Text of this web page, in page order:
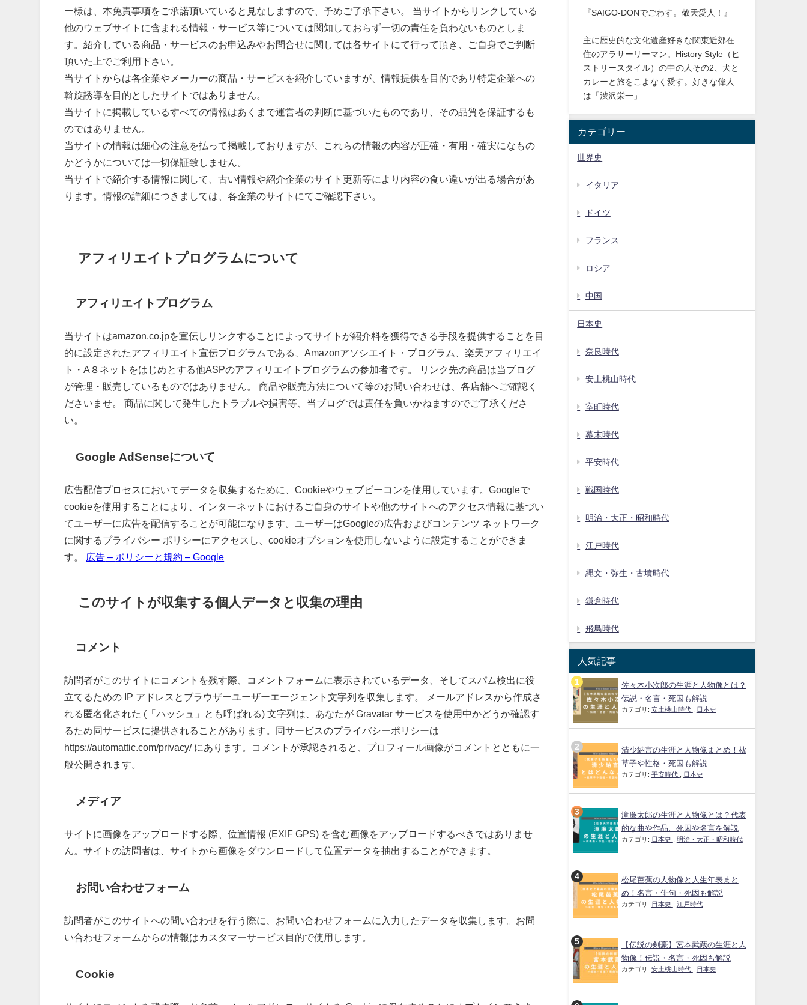
ー様は、本免責事項をご承諾頂いていると見なしますので、予めご了承下さい。 当サイトからリンクしている
他のウェブサイトに含まれる情報・サービス等については関知しておらず一切の責任を負わないものとしま
す。紹介している商品・サービスのお申込みやお問合せに関しては各サイトにて行って頂き、ご自身でご判断
頂いた上でご利用下さい。
当サイトからは各企業やメーカーの商品・サービスを紹介していますが、情報提供を目的であり特定企業への
斡旋誘導を目的としたサイトではありません。
当サイトに掲載しているすべての情報はあくまで運営者の判断に基づいたものであり、その品質を保証するも
のではありません。
当サイトの情報は細心の注意を払って掲載しておりますが、これらの情報の内容が正確・有用・確実になもの
かどうかについては一切保証致しません。
当サイトで紹介する情報に関して、古い情報や紹介企業のサイト更新等により内容の食い違いが出る場合があ
ります。情報の詳細につきましては、各企業のサイトにてご確認下さい。
アフィリエイトプログラムについて
アフィリエイトプログラム
当サイトはamazon.co.jpを宣伝しリンクすることによってサイトが紹介料を獲得できる手段を提供することを目
的に設定されたアフィリエイト宣伝プログラムである、Amazonアソシエイト・プログラム、楽天アフィリエイ
ト・A８ネットをはじめとする他ASPのアフィリエイトプログラムの参加者です。 リンク先の商品は当ブログ
が管理・販売しているものではありません。 商品や販売方法について等のお問い合わせは、各店舗へご確認く
ださいませ。 商品に関して発生したトラブルや損害等、当ブログでは責任を負いかねますのでご了承くださ
い。
Google AdSenseについて
広告配信プロセスにおいてデータを収集するために、Cookieやウェブビーコンを使用しています。Googleで
cookieを使用することにより、インターネットにおけるご自身のサイトや他のサイトへのアクセス情報に基づい
てユーザーに広告を配信することが可能になります。ユーザーはGoogleの広告およびコンテンツ ネットワーク
に関するプライバシー ポリシーにアクセスし、cookieオプションを使用しないように設定することができま
す。
広告 – ポリシーと規約 – Google
このサイトが収集する個人データと収集の理由
コメント
訪問者がこのサイトにコメントを残す際、コメントフォームに表示されているデータ、そしてスパム検出に役
立てるための IP アドレスとブラウザーユーザーエージェント文字列を収集します。 メールアドレスから作成さ
れる匿名化された (「ハッシュ」とも呼ばれる) 文字列は、あなたが Gravatar サービスを使用中かどうか確認す
るため同サービスに提供されることがあります。同サービスのプライバシーポリシーは
https://automattic.com/privacy/ にあります。コメントが承認されると、プロフィール画像がコメントとともに一
般公開されます。
メディア
サイトに画像をアップロードする際、位置情報 (EXIF GPS) を含む画像をアップロードするべきではありませ
ん。サイトの訪問者は、サイトから画像をダウンロードして位置データを抽出することができます。
お問い合わせフォーム
訪問者がこのサイトへの問い合わせを行う際に、お問い合わせフォームに入力したデータを収集します。
お問
い合わせフォームからの情報はカスタマーサービス目的で使用します。
Cookie
『SAIGO-DONでごわす。敬天愛人！』
主に歴史的な文化遺産好きな関東近郊在
住のアラサーリーマン。History Style（ヒ
ストリースタイル）の中の人その2、犬と
カレーと旅をこよなく愛す。好きな偉人
は「渋沢栄一」
カテゴリー
世界史
イタリア
ドイツ
フランス
ロシア
中国
日本史
奈良時代
安土桃山時代
室町時代
幕末時代
平安時代
戦国時代
明治・大正・昭和時代
江戸時代
縄文・弥生・古墳時代
鎌倉時代
飛鳥時代
人気記事
佐々木小次郎の生涯と人物像とは？
伝説・名言・死因も解説
カテゴリ: 安土桃山時代 日本史
清少納言の生涯と人物像まとめ！枕
草子や性格・死因も解説
カテゴリ: 平安時代 日本史
滝廉太郎の生涯と人物像とは？代表
的な曲や作品、死因や名言を解説
カテゴリ: 日本史 明治・大正・昭和時代
松尾芭蕉の人物像と人生年表まと
め！名言・俳句・死因も解説
カテゴリ: 日本史 江戸時代
【伝説の剣豪】宮本武蔵の生涯と人
物像！伝説・名言・死因も解説
カテゴリ: 安土桃山時代 日本史